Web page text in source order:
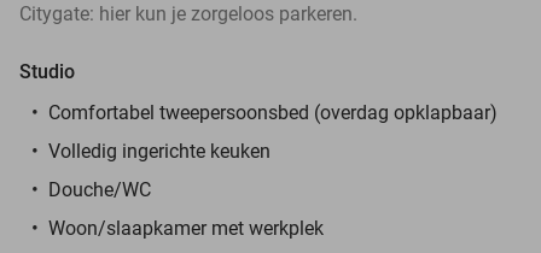
Citygate: hier kun je zorgeloos parkeren.
Studio
Comfortabel tweepersoonsbed (overdag opklapbaar)
Volledig ingerichte keuken
Douche/WC
Woon/slaapkamer met werkplek